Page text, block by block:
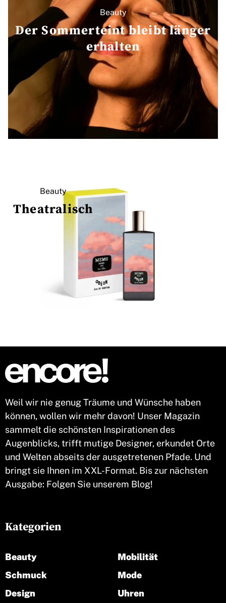
Beauty
Der Sommerteint bleibt länger
erhalten
Beauty
Theatralisch
Weil wir nie genug Träume und Wünsche haben
können, wollen wir mehr davon! Unser Magazin
sammelt die schönsten Inspirationen des
Augenblicks, trifft mutige Designer, erkundet Orte
und Welten abseits der ausgetretenen Pfade. Und
bringt sie Ihnen im XXL-Format. Bis zur nächsten
Ausgabe: Folgen Sie unserem Blog!
Kategorien
Beauty
Schmuck
Design
Mobilität
Mode
Uhren